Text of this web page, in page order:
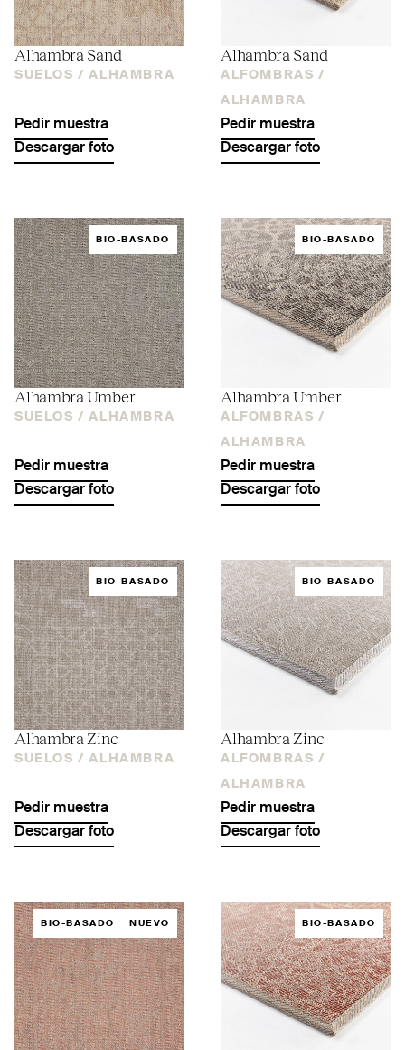
Alhambra Sand
SUELOS / ALHAMBRA
Pedir muestra
Descargar foto
Alhambra Sand
ALFOMBRAS /
ALHAMBRA
Pedir muestra
Descargar foto
BIO-BASADO
Alhambra Umber
SUELOS / ALHAMBRA
Pedir muestra
Descargar foto
BIO-BASADO
Alhambra Umber
ALFOMBRAS /
ALHAMBRA
Pedir muestra
Descargar foto
BIO-BASADO
Alhambra Zinc
SUELOS / ALHAMBRA
Pedir muestra
Descargar foto
BIO-BASADO
Alhambra Zinc
ALFOMBRAS /
ALHAMBRA
Pedir muestra
Descargar foto
BIO-BASADO NUEVO BIO-BASADO